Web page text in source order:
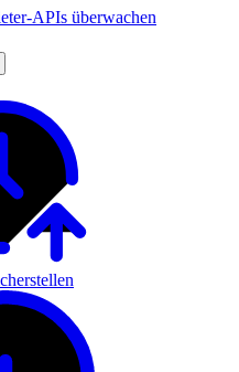
APIs überwachen